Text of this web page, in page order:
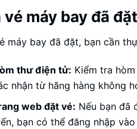
máy bay đã đặt
máy bay đã đặt, bạn cần
thư điện tử: Kiểm tra
nhận từ hãng hàng không
web đặt vé: Nếu bạn đã
bạn có thể đăng nhập